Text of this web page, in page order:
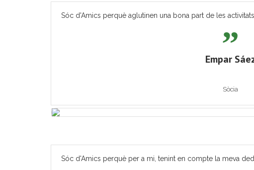
Sóc d'Amics perquè aglutinen una bona part de les
Empar
Sòcia
Sóc d'Amics perquè per a mi, tenint en compte la meva